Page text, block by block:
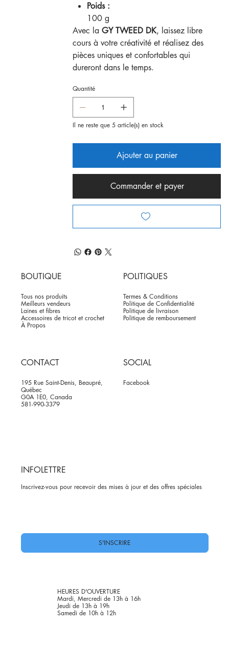
Poids :
100 g
Avec la GY TWEED DK, laissez libre
cours à votre créativité et réalisez des
pièces uniques et confortables qui
dureront dans le temps.
Quantité
Il ne reste que 5 article(s) en stock
Ajouter au panier
Commander et payer
BOUTIQUE
Tous nos produits
Meilleurs vendeurs
Laines et fibres
Accessoires de tricot et crochet
À Propos
POLITIQUES
Termes & Conditions
Politique de Confidentialité
Politique de livraison
Politique de remboursement
CONTACT
195 Rue Saint-Denis, Beaupré,
Québec
G0A 1E0, Canada
581-990-3379
SOCIAL
Facebook
INFOLETTRE
Inscrivez-vous pour recevoir des mises à jour et des offres spéciales
S'INSCRIRE
HEURES D'OUVERTURE
Mardi, Mercredi de 13h à 16h
Jeudi de 13h à 19h
Samedi de 10h à 12h